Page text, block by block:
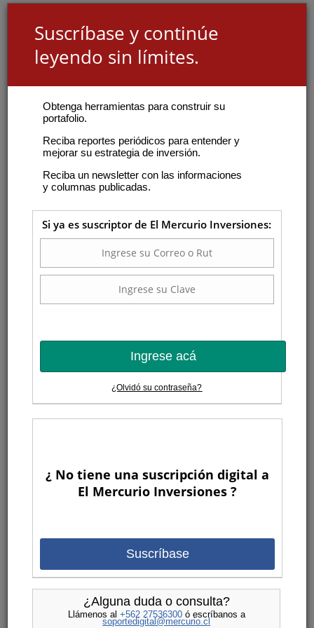
Suscríbase y continúe
leyendo sin límites.
Obtenga herramientas para construir su
portafolio.
Reciba reportes periódicos para entender y
mejorar su estrategia de inversión.
Reciba un newsletter con las informaciones
y columnas publicadas.
Si ya es suscriptor de El Mercurio Inversiones:
Ingrese acá
¿Olvidó su contraseña?
¿ No tiene una suscripción digital a
El Mercurio Inversiones ?
Suscríbase
¿Alguna duda o consulta?
Llámenos al +562 27536300ó escríbanos a
soportedigital@mercurio.cl